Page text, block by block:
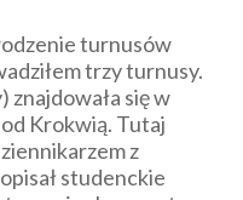
turnusów
trzy turnusy.
znajdowała się w
Krokwią. Tutaj
z
studenckie